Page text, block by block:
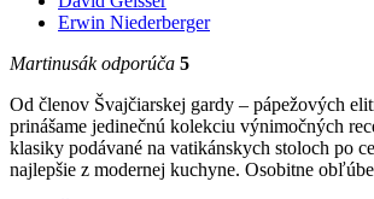
Erwin Niederberger
Martinusák odporúča 5
Od členov Švajčiarskej gardy – pápežových
prinášame jedinečnú kolekciu výnimočných
klasiky podávané na vatikánskych stoloch po
najlepšie z modernej kuchyne. Osobitne